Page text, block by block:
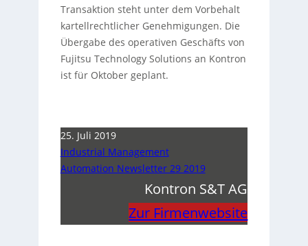
Transaktion steht unter dem Vorbehalt
kartellrechtlicher Genehmigungen. Die
Übergabe des operativen Geschäfts von
Fujitsu Technology Solutions an Kontron
ist für Oktober geplant.
25. Juli 2019
Industrial Management
Automation Newsletter 29 2019
Kontron S&T AG
Zur Firmenwebsite